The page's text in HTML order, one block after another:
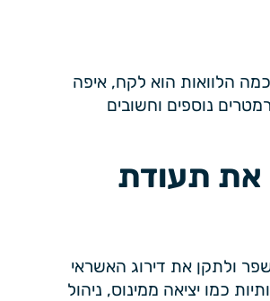
הלוואות הוא לקח, איפה
נוספים וחשובים
את תעודת
ולתקן את דירוג האשראי
כמו יציאה ממינוס, ניהול